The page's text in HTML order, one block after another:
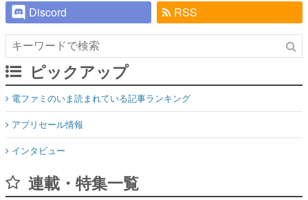
Discord
RSS
ピックアップ
電ファミのいま読まれている記事ランキング
アプリセール情報
インタビュー
連載・特集一覧